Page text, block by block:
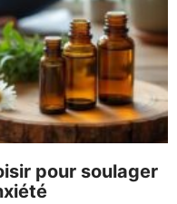
pour soulager